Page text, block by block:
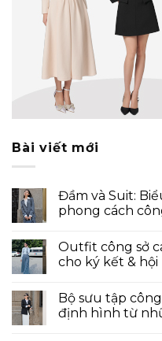
Bài viết mới
Đầm và Suit:
phong cách
Outfit công sở
cho ký kết & hội
Bộ sưu tập
định hình từ